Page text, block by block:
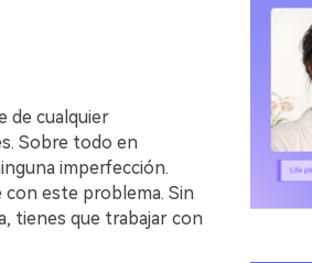
de cualquier
Sobre todo en
imperfección.󠀲󠀡󠀡󠀤󠀧󠀢󠀧󠀢󠀨󠀳󠀰
este problema.󠀲󠀡󠀡󠀤󠀧󠀢󠀧󠀢󠀩󠀳󠀰 Sin
tienes que trabajar con